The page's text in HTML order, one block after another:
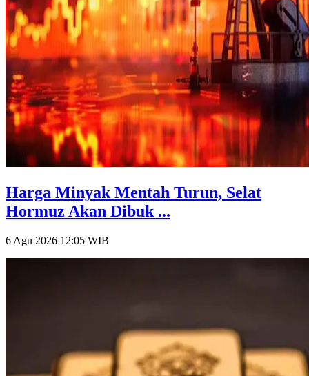
Harga Minyak Mentah Turun, Selat
Hormuz Akan Dibuk ...
6 Agu 2026 12:05 WIB